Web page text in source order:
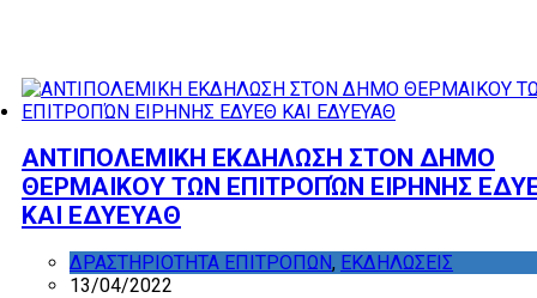
ΑΝΤΙΠΟΛΕΜΙΚΗ ΕΚΔΗΛΩΣΗ ΣΤΟΝ ΔΗΜΟ
ΘΕΡΜΑΙΚΟΥ ΤΩΝ ΕΠΙΤΡΟΠΏΝ ΕΙΡΗΝΗΣ
ΚΑΙ ΕΔΥΕΥΑΘ
ΔΡΑΣΤΗΡΙΟΤΗΤΑ ΕΠΙΤΡΟΠΩΝ, ΕΚΔΗΛΩΣΕΙΣ
13/04/2022